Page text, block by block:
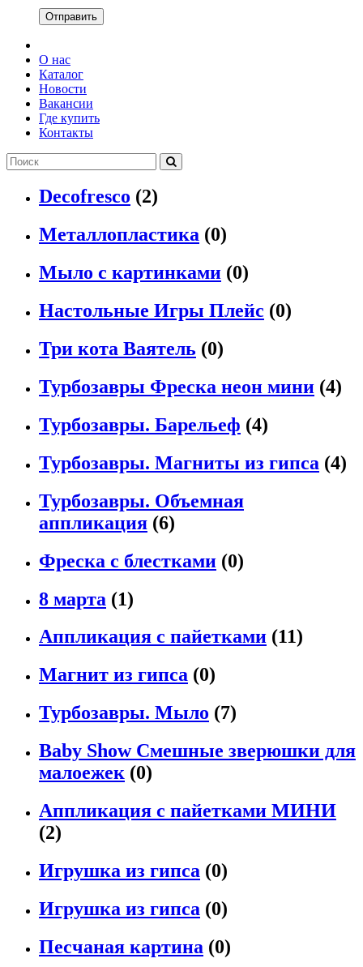
Отправить
О нас
Каталог
Новости
Вакансии
Где купить
Контакты
Decofresco (2)
Металлопластика (0)
Мыло с картинками (0)
Настольные Игры Плейс (0)
Три кота Ваятель (0)
Турбозавры Фреска неон мини (4)
Турбозавры. Барельеф (4)
Турбозавры. Магниты из гипса (4)
Турбозавры. Объемная
аппликация (6)
Фреска с блестками (0)
8 марта (1)
Аппликация с пайетками (11)
Магнит из гипса (0)
Турбозавры. Мыло (7)
Baby Show Смешные зверюшки для
малоежек (0)
Аппликация с пайетками МИНИ
(2)
Игрушка из гипса (0)
Игрушка из гипса (0)
Песчаная картина (0)